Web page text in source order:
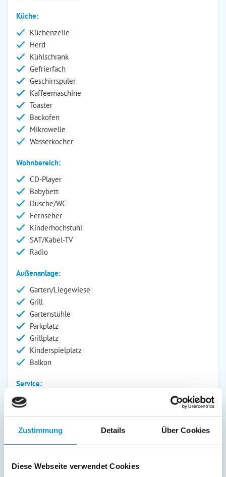
Zustimmung Details Über Cookies
Diese Webseite verwendet Cookies
Küche:
Küchenzeile
Herd
Kühlschrank
Gefrierfach
Geschirrspüler
Kaffeemaschine
Toaster
Backofen
Mikrowelle
Wasserkocher
Wohnbereich:
CD-Player
Babybett
Dusche/WC
Fernseher
Kinderhochstuhl
SAT/Kabel-TV
Radio
Außenanlage:
Garten/Liegewiese
Grill
Gartenstühle
Parkplatz
Grillplatz
Kinderspielplatz
Balkon
Service:
Kurtaxfrei